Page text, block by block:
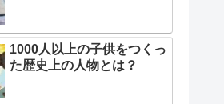
1000人以上の子供をつくっ
た歴史上の人物とは？